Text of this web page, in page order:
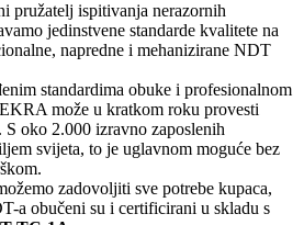
pružatelj ispitivanja nerazornih
jedinstvene standarde kvalitete na
napredne i mehanizirane NDT
standardima obuke i profesionalnom
može u kratkom roku provesti
oko 2.000 izravno zaposlenih
svijeta, to je uglavnom moguće bez
zadovoljiti sve potrebe kupaca,
a obučeni su i certificirani u skladu s